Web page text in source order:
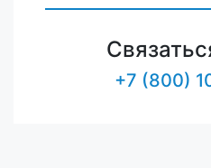
+7 (800)